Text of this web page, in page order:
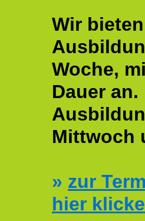
Wir
Woche,
Dauer an.
Mittwoch
» zur
hier